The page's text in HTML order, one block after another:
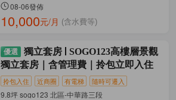
08-06發佈
10,000元/月 (含水費等)
獨立套房
SOGO123高樓層景觀
獨立套房｜含管理費｜拎包立即入住
拎包入住 近商圈 有電梯 隨時可遷入
9.8坪 sogo123 北區-中華路三段